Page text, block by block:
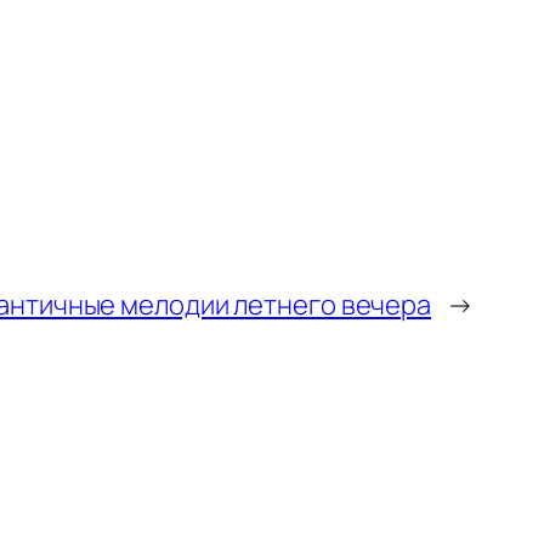
мелодии летнего вечера →